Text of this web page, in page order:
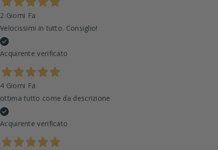
2 Giorni Fa
Velocissimi in tutto. Consiglio!
Acquirente verificato
4 Giorni Fa
ottima tutto come da descrizione
Acquirente verificato